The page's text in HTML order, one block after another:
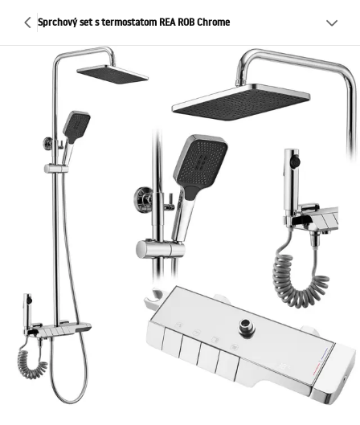
Sprchový set s termostatom REA ROB Chrome